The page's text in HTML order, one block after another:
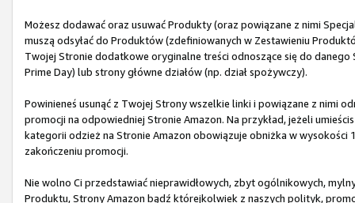
Możesz dodawać oraz usuwać Produkty (oraz powiązane z nimi
muszą odsyłać do Produktów (zdefiniowanych w Zestawieniu
Twojej Stronie dodatkowe oryginalne treści odnoszące się do
Prime Day) lub strony główne działów (np. dział spożywczy).
Powinieneś usunąć z Twojej Strony wszelkie linki i powiązane z nimi
promocji na odpowiedniej Stronie Amazon. Na przykład, jeżeli
kategorii odzież na Stronie Amazon obowiązuje obniżka w wysokości
zakończeniu promocji.
Nie wolno Ci przedstawiać nieprawidłowych, zbyt ogólnikowych,
Produktu, Strony Amazon bądź którejkolwiek z naszych polityk,